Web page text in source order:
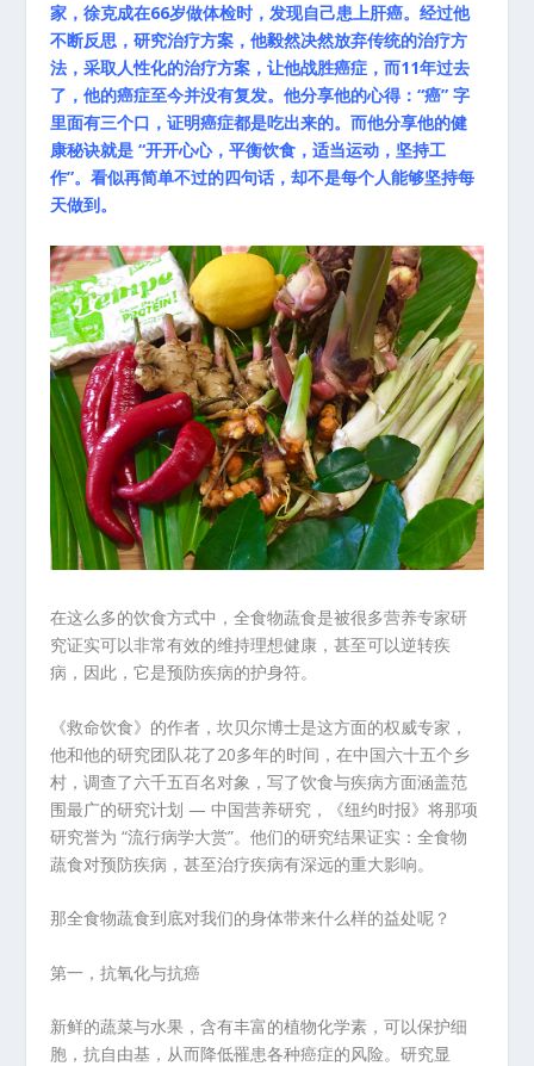
家，徐克成在66岁做体检时，发现自己患上肝癌。经过他
不断反思，研究治疗方案，他毅然决然放弃传统的治疗方
法，采取人性化的治疗方案，让他战胜癌症，而11年过去
了，他的癌症至今并没有复发。他分享他的心得：“癌” 字
里面有三个口，证明癌症都是吃出来的。而他分享他的健
康秘诀就是 “开开心心，平衡饮食，适当运动，坚持工
作”。看似再简单不过的四句话，却不是每个人能够坚持每
天做到。
在这么多的饮食方式中，全食物蔬食是被很多营养专家研
究证实可以非常有效的维持理想健康，甚至可以逆转疾
病，因此，它是预防疾病的护身符。
《救命饮食》的作者，坎贝尔博士是这方面的权威专家，
他和他的研究团队花了20多年的时间，在中国六十五个乡
村，调查了六千五百名对象，写了饮食与疾病方面涵盖范
围最广的研究计划 — 中国营养研究，《纽约时报》将那项
研究誉为 “流行病学大赏”。他们的研究结果证实：全食物
蔬食对预防疾病，甚至治疗疾病有深远的重大影响。
那全食物蔬食到底对我们的身体带来什么样的益处呢？
第一，抗氧化与抗癌
新鲜的蔬菜与水果，含有丰富的植物化学素，可以保护细
胞，抗自由基，从而降低罹患各种癌症的风险。研究显